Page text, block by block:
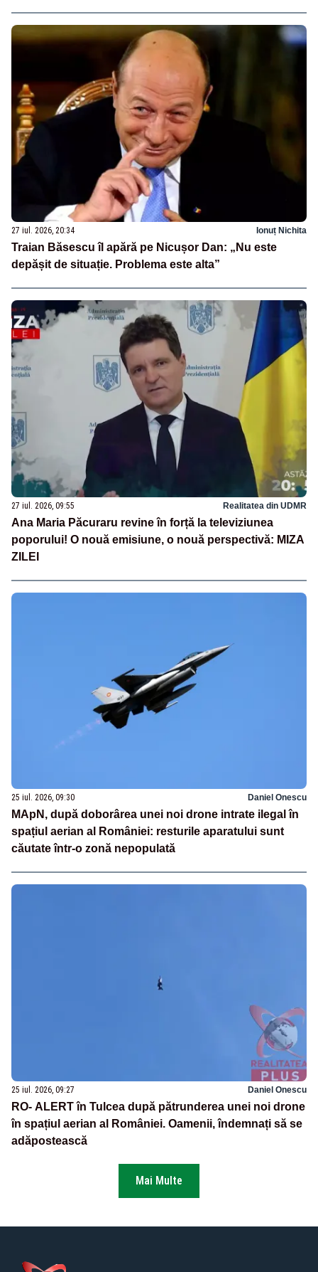
27 iul. 2026, 20:34 Ionuț Nichita
Traian Băsescu îl apără pe Nicușor Dan: „Nu este
depășit de situație. Problema este alta”
27 iul. 2026, 09:55 Realitatea din UDMR
Ana Maria Păcuraru revine în forță la televiziunea
poporului! O nouă emisiune, o nouă perspectivă: MIZA
ZILEI
25 iul. 2026, 09:30 Daniel Onescu
MApN, după doborârea unei noi drone intrate ilegal în
spațiul aerian al României: resturile aparatului sunt
căutate într-o zonă nepopulată
25 iul. 2026, 09:27 Daniel Onescu
RO- ALERT în Tulcea după pătrunderea unei noi drone
în spațiul aerian al României. Oamenii, îndemnați să se
adăpostească
Mai Multe